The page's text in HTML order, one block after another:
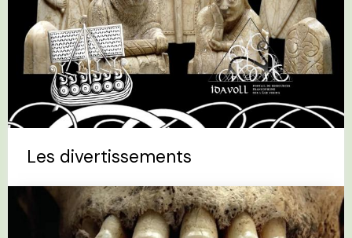
Les divertissements